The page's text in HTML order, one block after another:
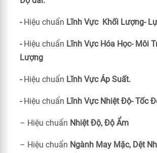
- Hiệu chuẩn Lĩnh Vực Khối Lượng-
- Hiệu chuẩn Lĩnh Vực Hóa Học- Môi
Lượng
- Hiệu chuẩn Lĩnh Vực Áp Suất.
-Hiệu chuẩn Lĩnh Vực Nhiệt Độ- Tốc
– Hiệu chuẩn Nhiệt Độ, Độ Ẩm
– Hiệu chuẩn Ngành May Mặc, Dệt